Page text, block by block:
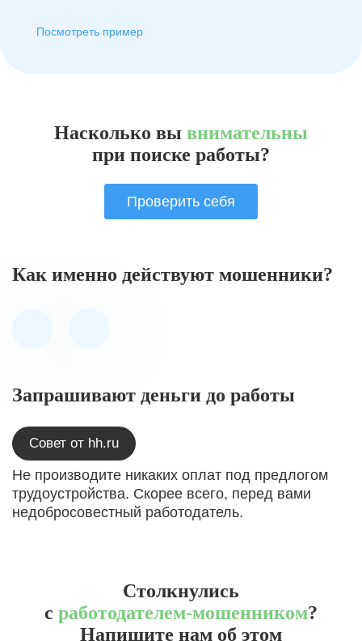
Посмотреть пример
Насколько вы внимательны
при поиске работы?
Проверить себя
Как именно действуют мошенники?
Запрашивают деньги до работы
Совет от hh.ru
Не производите никаких оплат под предлогом
трудоустройства. Скорее всего, перед вами
недобросовестный работодатель.
Столкнулись
с работодателем-мошенником?
Напишите нам об этом